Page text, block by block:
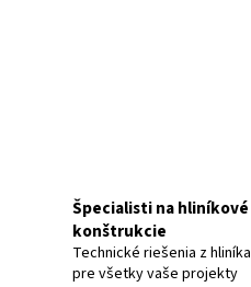
Špecialisti na hliníkové
konštrukcie
Technické riešenia z hliníka
pre všetky vaše projekty